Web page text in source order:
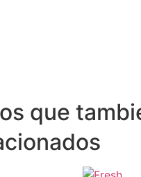
que